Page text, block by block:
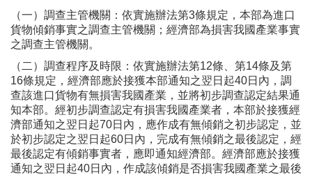
（一）調查主管機關：依實施辦法第3條規定，本部為進口
貨物傾銷事實之調查主管機關；經濟部為損害我國產業事實
之調查主管機關。
（二）調查程序及時限：依實施辦法第12條、第14條及第
16條規定，經濟部應於接獲本部通知之翌日起40日內，調
查該進口貨物有無損害我國產業，並將初步調查認定結果通
知本部。經初步調查認定有損害我國產業者，本部於接獲經
濟部通知之翌日起70日內，應作成有無傾銷之初步認定，並
於初步認定之翌日起60日內，完成有無傾銷之最後認定，經
最後認定有傾銷事實者，應即通知經濟部。經濟部應於接獲
通知之翌日起40日內，作成該傾銷是否損害我國產業之最後